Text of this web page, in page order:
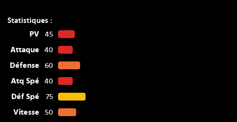
Statistiques :
PV
45
Attaque
40
Défense
60
Atq Spé
40
Déf Spé
75
Vitesse
50